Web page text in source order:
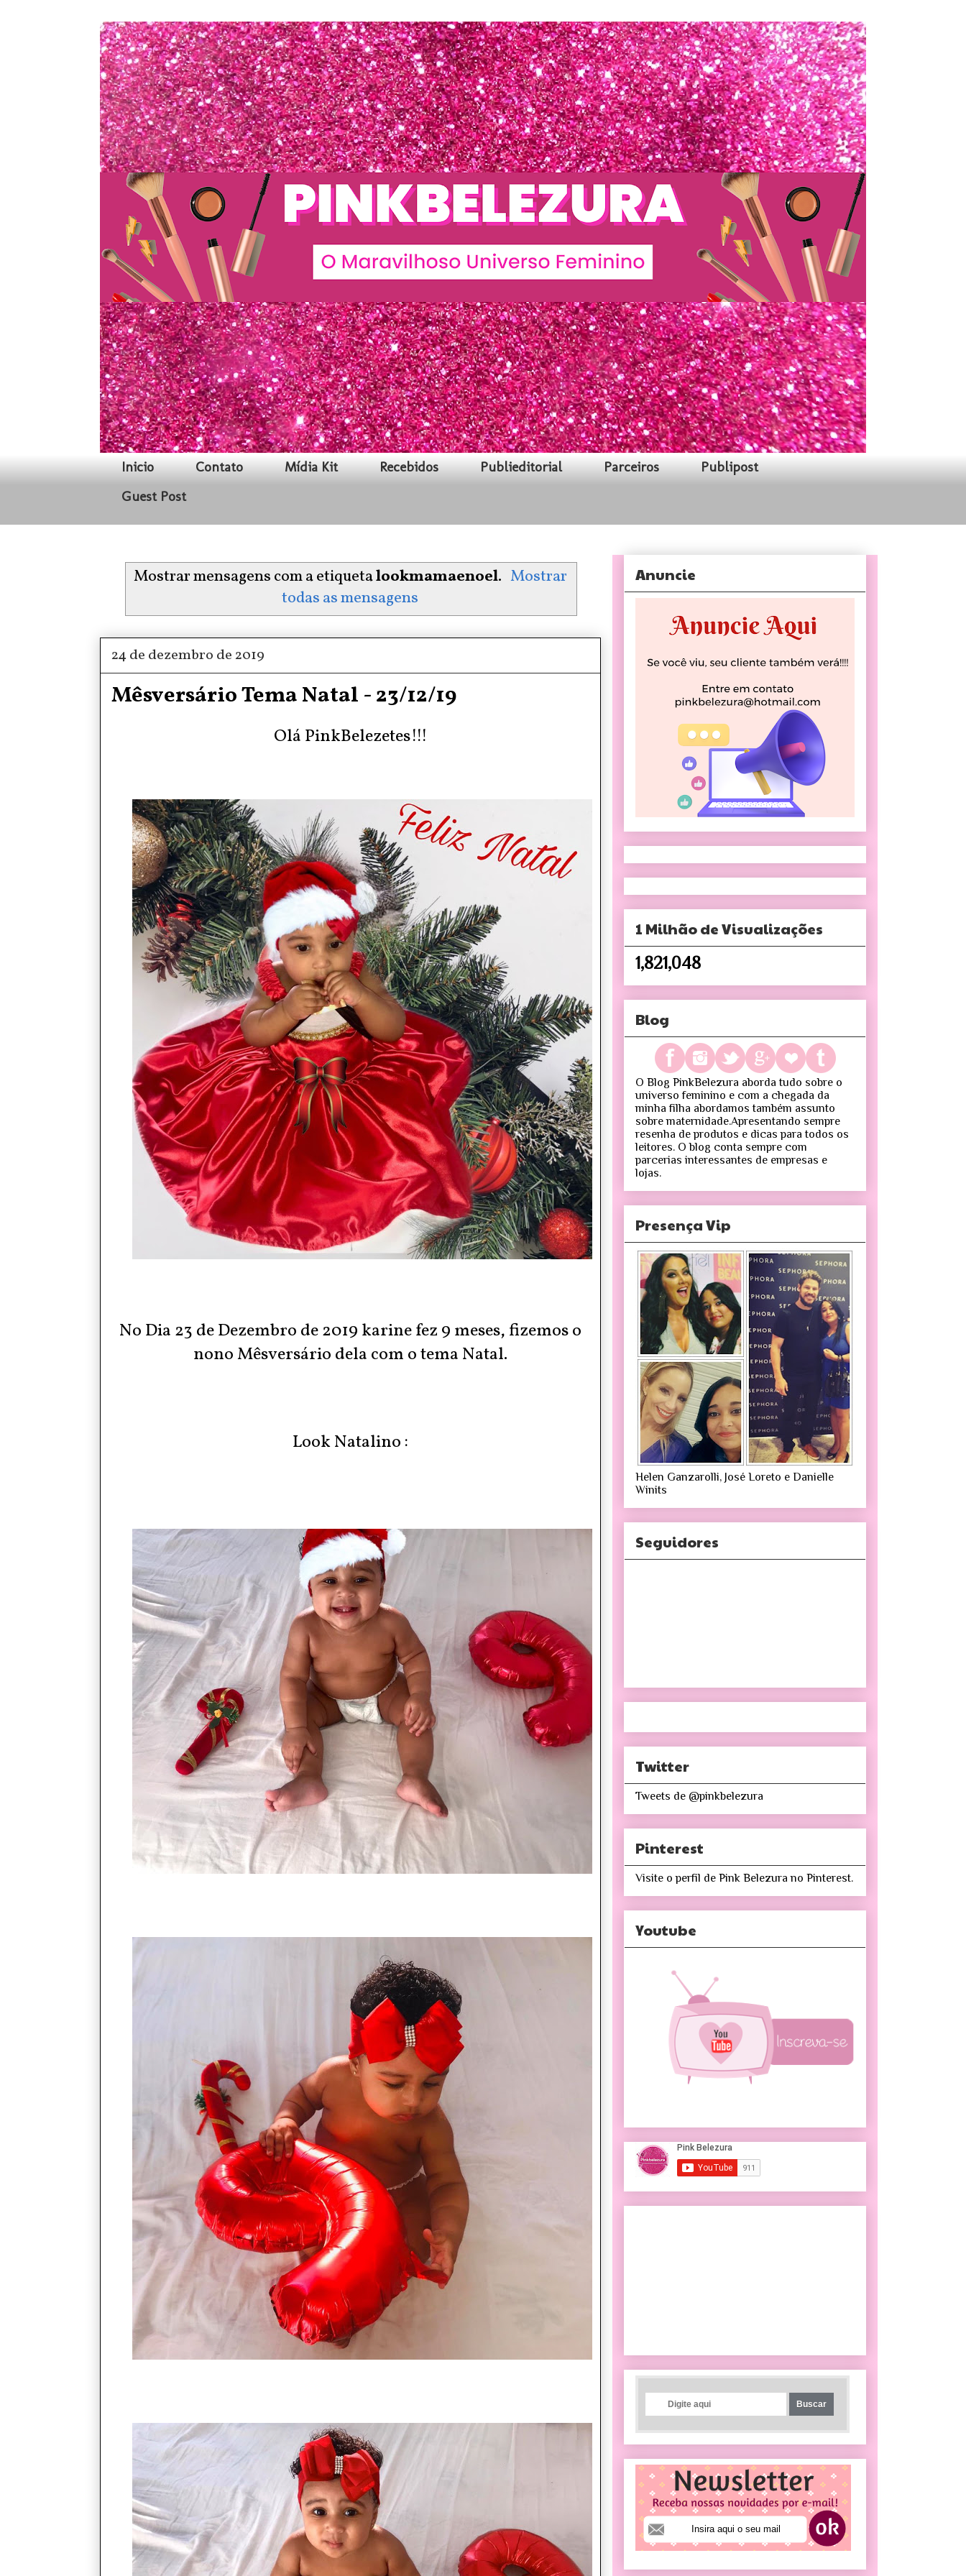
Inicio Contato Mídia Kit Recebidos Publieditorial Parceiros
Publipost
Guest Post
Mostrar mensagens com a etiquetalookmamaenoel. Mostrar
todas as mensagens
24 de dezembro de 2019
Mêsversário Tema Natal - 23/12/19
Olá PinkBelezetes!!!
No Dia 23 de Dezembro de 2019 karine fez 9 meses, fizemos o
nono Mêsversário dela com o tema Natal.
Look Natalino :
Anuncie
1 Milhão de Visualizações
1,821,048
Blog
O Blog PinkBelezura aborda tudo sobre o
universo feminino e com a chegada da
minha filha abordamos também assunto
sobre maternidade.Apresentando sempre
resenha de produtos e dicas para todos os
leitores. O blog conta sempre com
parcerias interessantes de empresas e
lojas.
Presença Vip
Helen Ganzarolli, José Loreto e Danielle
Winits
Seguidores
Twitter
Tweets de @pinkbelezura
Pinterest
Visite o perfil de Pink Belezura no Pinterest.
Youtube